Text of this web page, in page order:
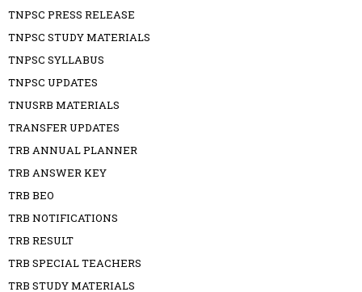
TNPSC PRESS RELEASE
TNPSC STUDY MATERIALS
TNPSC SYLLABUS
TNPSC UPDATES
TNUSRB MATERIALS
TRANSFER UPDATES
TRB ANNUAL PLANNER
TRB ANSWER KEY
TRB BEO
TRB NOTIFICATIONS
TRB RESULT
TRB SPECIAL TEACHERS
TRB STUDY MATERIALS